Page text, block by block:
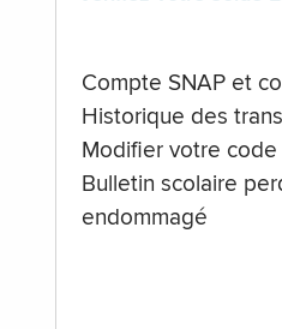
Compte SNAP et
Historique des
Modifier votre code
Bulletin scolaire
endommagé